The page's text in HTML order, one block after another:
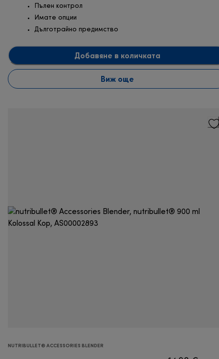
Пълен контрол
Имате опции
Дълготрайно предимство
Добавяне в количката
Виж още
NUTRIBULLET® ACCESSORIES BLENDER